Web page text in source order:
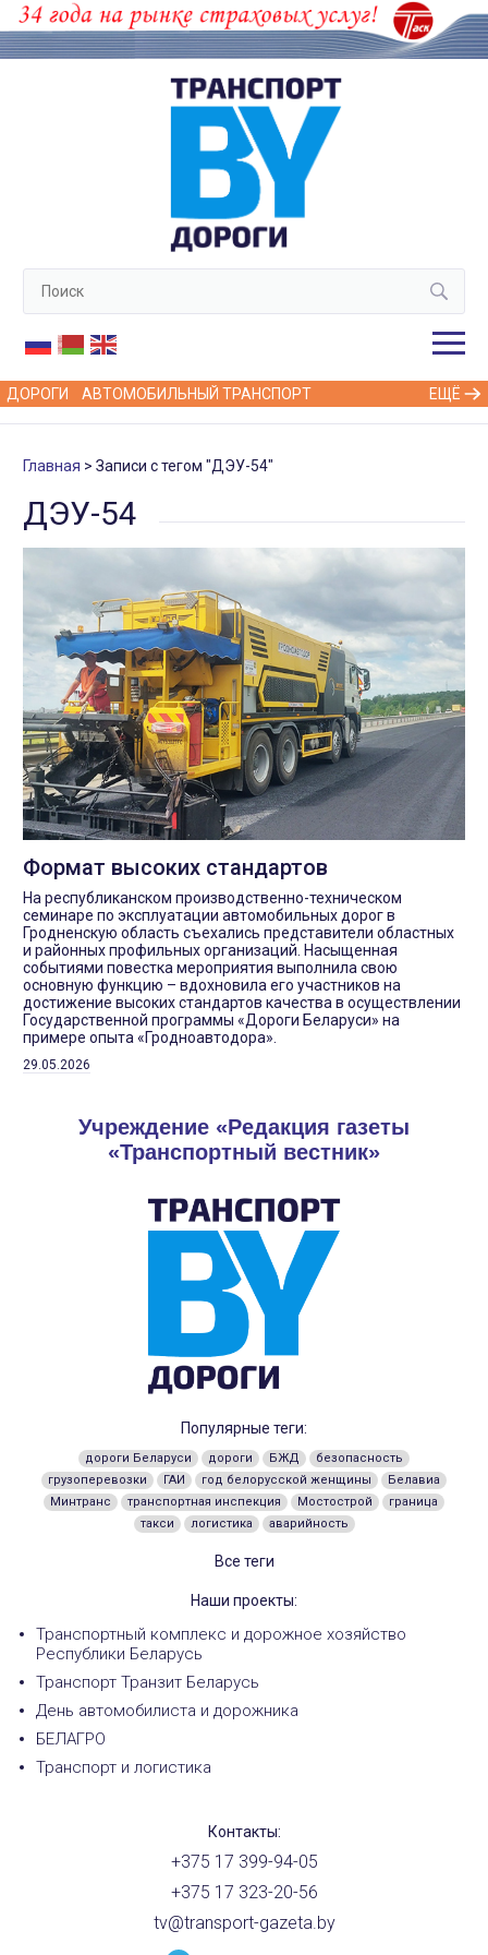
ДОРОГИ АВТОМОБИЛЬНЫЙ ТРАНСПОРТ ЕЩЁ
Главная Записи с тегом "ДЭУ-54"
ДЭУ-54
Формат высоких стандартов
На республиканском производственно-техническом
семинаре по эксплуатации автомобильных дорог в
Гродненскую область съехались представители областных
и районных профильных организаций. Насыщенная
событиями повестка мероприятия выполнила свою
основную функцию – вдохновила его участников на
достижение высоких стандартов качества в осуществлении
Государственной программы «Дороги Беларуси» на
примере опыта «Гродноавтодора».
29.05.2026
Учреждение «Редакция газеты
«Транспортный вестник»
Популярные теги:
дороги Беларуси дороги БЖД
безопасность
грузоперевозки
ГАИ год белорусской женщины
Белавиа
Минтранс
транспортная инспекция Мостострой
граница
такси
логистика аварийность
Все теги
Наши проекты:
Транспортный комплекс и дорожное хозяйство
Республики Беларусь
Транспорт Транзит Беларусь
День автомобилиста и дорожника
БЕЛАГРО
Транспорт и логистика
Контакты:
+375 17 399-94-05
+375 17 323-20-56
tv@transport-gazeta.by